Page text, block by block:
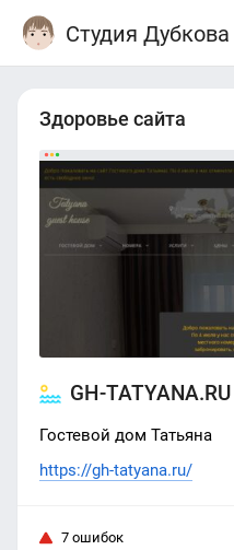
Студия Дубкова
Здоровье сайта
GH-TATYANA.RU
Гостевой дом Татьяна
https://gh-tatyana.ru/
7 ошибок